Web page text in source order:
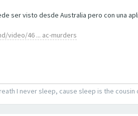
ser visto desde Australia pero con una
video/46 ... ac-murders
I never sleep, cause sleep is the cousin